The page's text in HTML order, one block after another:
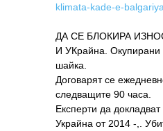
klimata-kade-e-balgariya
ДА СЕ БЛОКИРА
И УКрайна. Окупирани
шайка.
Договарят се
следващите 90 часа.
Експерти да
Украйна от 2014 -,.